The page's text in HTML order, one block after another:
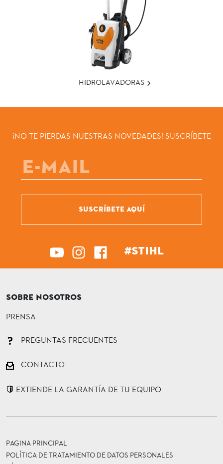
HIDROLAVADORAS
¡NO TE PIERDAS NUESTRAS NOVEDADES! SUSCRÍBETE
SUSCRÍBETE AQUÍ
#STIHL
SOBRE NOSOTROS
PRENSA
PREGUNTAS FRECUENTES
CONTACTO
EXTIENDE LA GARANTÍA DE TU EQUIPO
PAGINA PRINCIPAL
POLÍTICA DE TRATAMIENTO DE DATOS PERSONALES